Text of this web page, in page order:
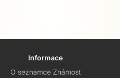
Informace
O seznamce Známost